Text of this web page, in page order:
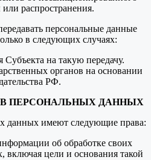
распространения.
персональные данные
в следующих случаях:
на такую передачу.
органов на основании
РФ.
ПЕРСОНАЛЬНЫХ ДАННЫХ
данных имеют следующие права:
об обработке своих
включая цели и основания такой